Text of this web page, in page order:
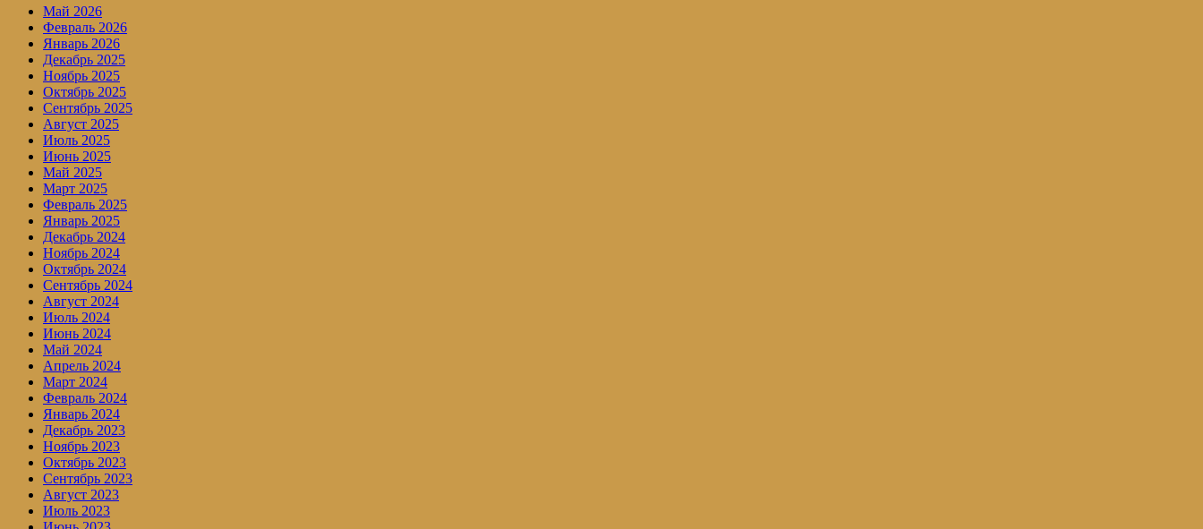
Май 2026
Февраль 2026
Январь 2026
Декабрь 2025
Ноябрь 2025
Октябрь 2025
Сентябрь 2025
Август 2025
Июль 2025
Июнь 2025
Май 2025
Март 2025
Февраль 2025
Январь 2025
Декабрь 2024
Ноябрь 2024
Октябрь 2024
Сентябрь 2024
Август 2024
Июль 2024
Июнь 2024
Май 2024
Апрель 2024
Март 2024
Февраль 2024
Январь 2024
Декабрь 2023
Ноябрь 2023
Октябрь 2023
Сентябрь 2023
Август 2023
Июль 2023